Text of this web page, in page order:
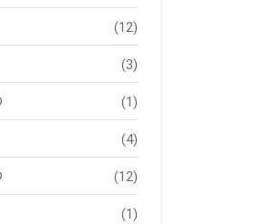
(12)
(3)
(1)
(4)
(12)
(1)